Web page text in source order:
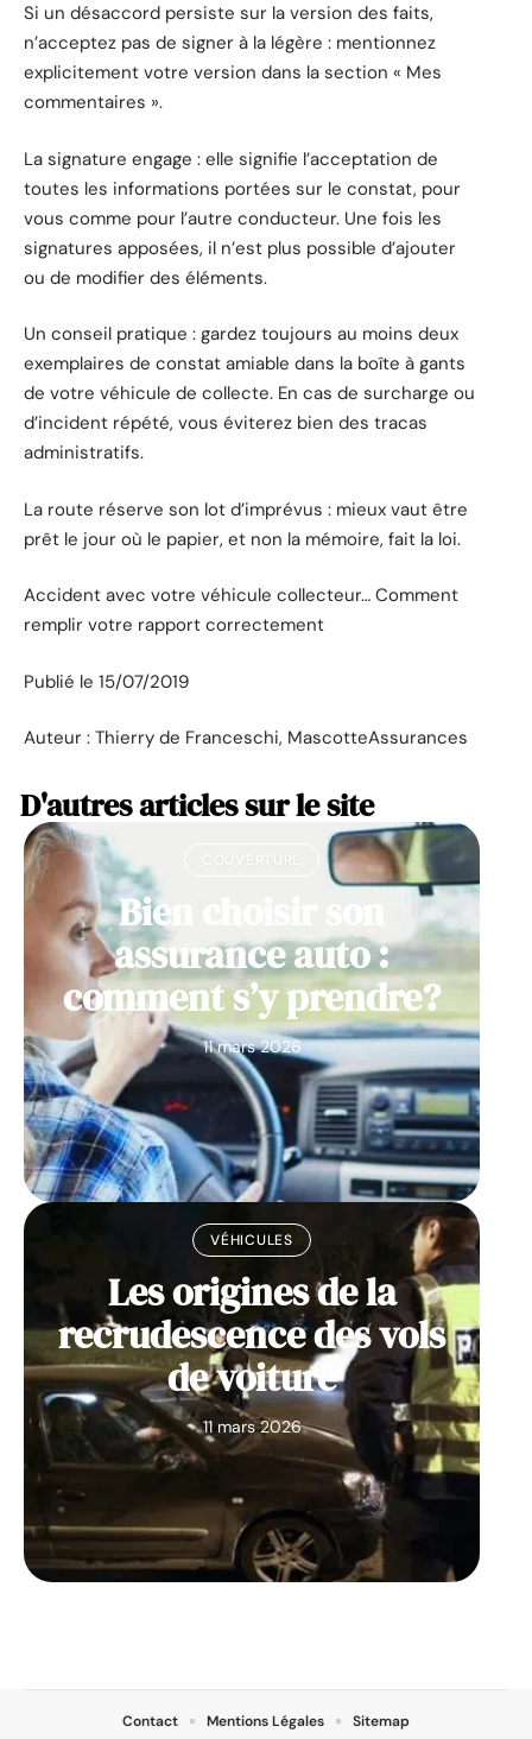
Si un désaccord persiste sur la version des faits,
n’acceptez pas de signer à la légère : mentionnez
explicitement votre version dans la section « Mes
commentaires ».
La signature engage : elle signifie l’acceptation de
toutes les informations portées sur le constat, pour
vous comme pour l’autre conducteur. Une fois les
signatures apposées, il n’est plus possible d’ajouter
ou de modifier des éléments.
Un conseil pratique : gardez toujours au moins deux
exemplaires de constat amiable dans la boîte à gants
de votre véhicule de collecte. En cas de surcharge ou
d’incident répété, vous éviterez bien des tracas
administratifs.
La route réserve son lot d’imprévus : mieux vaut être
prêt le jour où le papier, et non la mémoire, fait la loi.
Accident avec votre véhicule collecteur… Comment
remplir votre rapport correctement
Publié le 15/07/2019
Auteur : Thierry de Franceschi, MascotteAssurances
D'autres articles sur le site
Bien choisir son
assurance auto :
comment s’y prendre?
11 mars 2026
VÉHICULES
Les origines de la
recrudescence des vols
de voiture
11 mars 2026
Contact Mentions Légales Sitemap